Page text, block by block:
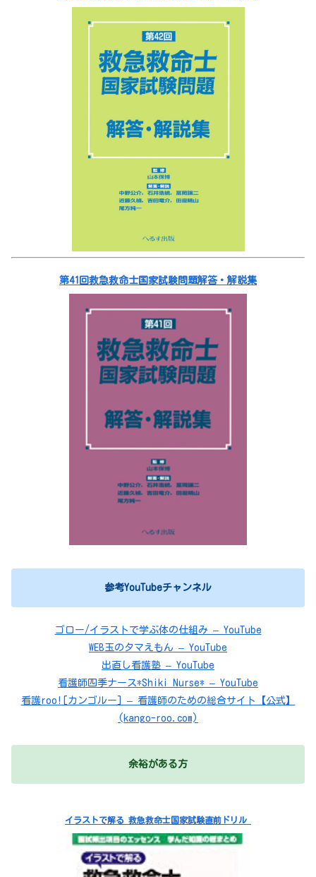
第41回救急救命士国家試験問題解答・解説集
参考YouTubeチャンネル
ゴロー/イラストで学ぶ体の仕組み – YouTube
WEB玉のタマえもん – YouTube
出直し看護塾 – YouTube
看護師四季ナース*Shiki Nurse* – YouTube
看護roo![カンゴルー] – 看護師のための総合サイト【公式】
(kango-roo.com)
余裕がある方
イラストで解る 救急救命士国家試験直前ドリル